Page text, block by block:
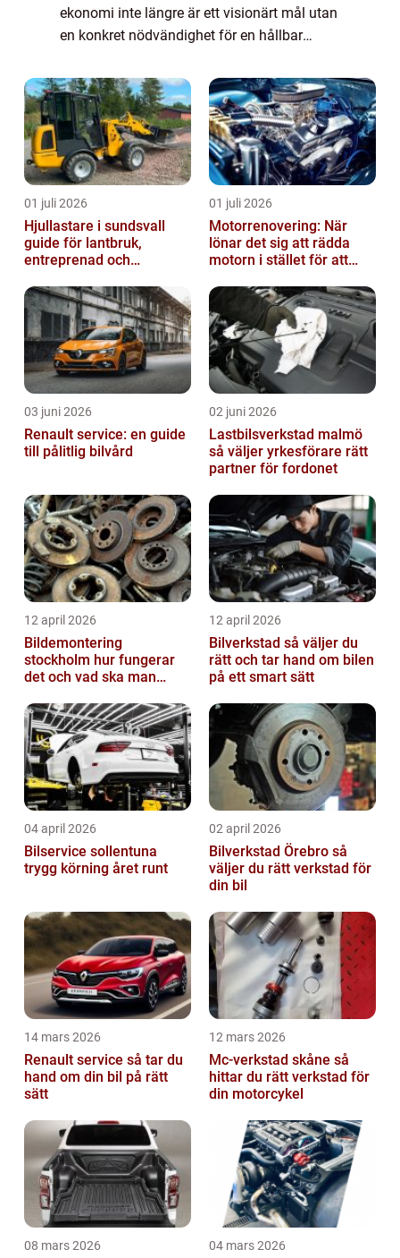
ekonomi inte längre är ett visionärt mål utan
en konkret nödvändighet för en hållbar
01 juli 2026
Hjullastare i sundsvall
guide för lantbruk,
entreprenad och
01 juli 2026
Motorrenovering: När
lönar det sig att rädda
motorn i stället för att
03 juni 2026
Renault service: en guide
till pålitlig bilvård
02 juni 2026
Lastbilsverkstad malmö
så väljer yrkesförare rätt
partner för fordonet
12 april 2026
Bildemontering
stockholm hur fungerar
det och vad ska man
12 april 2026
Bilverkstad så väljer du
rätt och tar hand om bilen
på ett smart sätt
04 april 2026
Bilservice sollentuna
trygg körning året runt
02 april 2026
Bilverkstad Örebro så
väljer du rätt verkstad för
din bil
14 mars 2026
Renault service så tar du
hand om din bil på rätt
sätt
12 mars 2026
Mc-verkstad skåne så
hittar du rätt verkstad för
din motorcykel
08 mars 2026 04 mars 2026